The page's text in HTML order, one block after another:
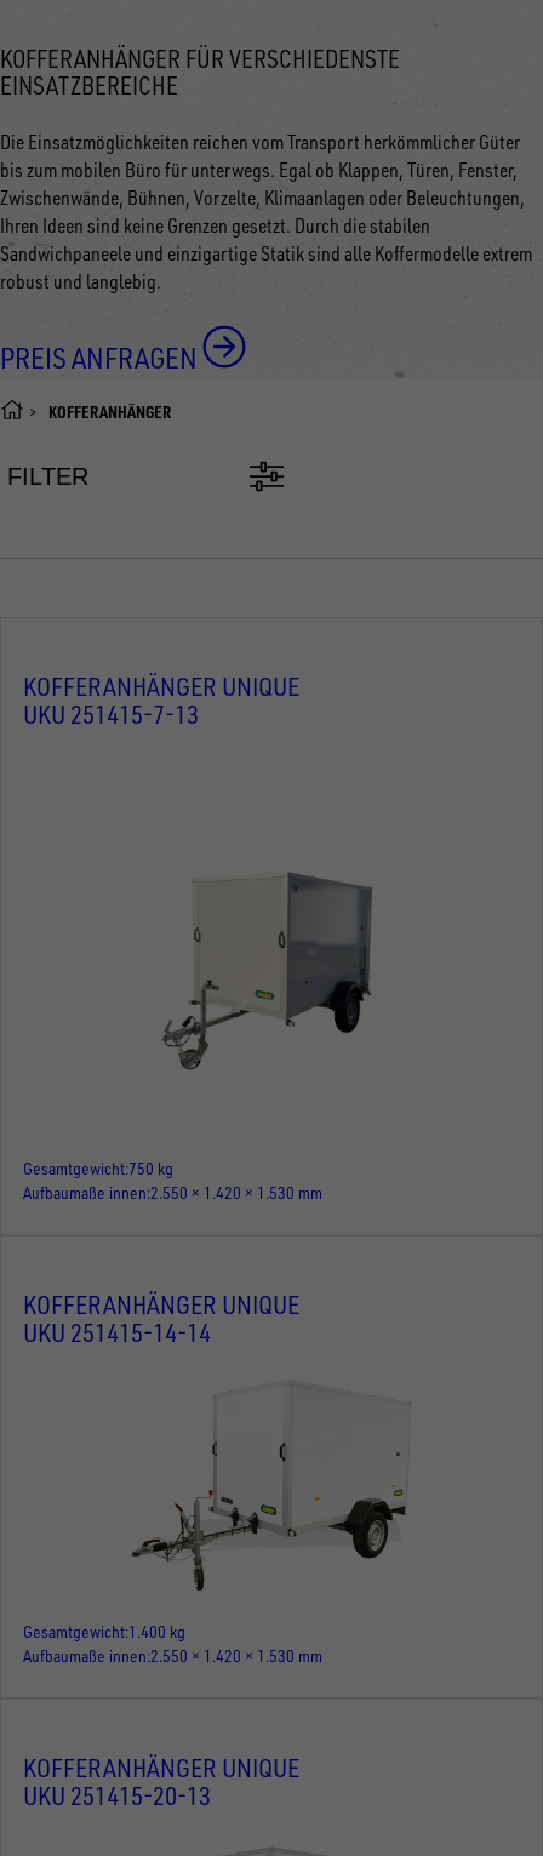
KOFFERANHÄNGER FÜR VERSCHIEDENSTE
EINSATZBEREICHE
Die Einsatzmöglichkeiten reichen vom Transport herkömmlicher Güter
bis zum mobilen Büro für unterwegs. Egal ob Klappen, Türen, Fenster,
Zwischenwände, Bühnen, Vorzelte, Klimaanlagen oder Beleuchtungen,
Ihren Ideen sind keine Grenzen gesetzt. Durch die stabilen
Sandwichpaneele und einzigartige Statik sind alle Koffermodelle extrem
robust und langlebig.
PREIS ANFRAGEN
KOFFERANHÄNGER
FILTER
KOFFERANHÄNGER UNIQUE
UKU 251415-7-13
Gesamtgewicht 750 kg
Aufbaumaße innen 2.550 × 1.420 × 1.530 mm
KOFFERANHÄNGER UNIQUE
UKU 251415-14-14
Gesamtgewicht 1.400 kg
Aufbaumaße innen 2.550 × 1.420 × 1.530 mm
KOFFERANHÄNGER UNIQUE
UKU 251415-20-13